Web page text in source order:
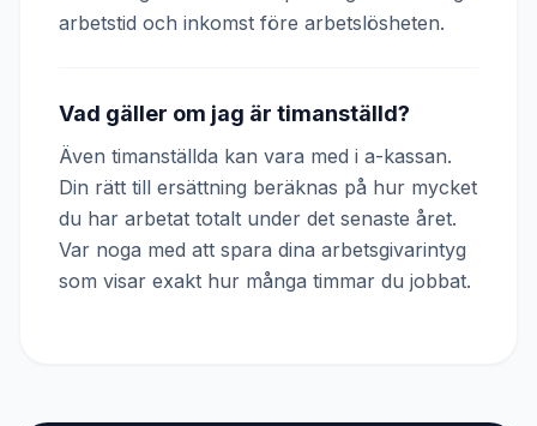
arbetstid och inkomst före arbetslösheten.
Vad gäller om jag är timanställd?
Även timanställda kan vara med i a-kassan.
Din rätt till ersättning beräknas på hur mycket
du har arbetat totalt under det senaste året.
Var noga med att spara dina arbetsgivarintyg
som visar exakt hur många timmar du jobbat.